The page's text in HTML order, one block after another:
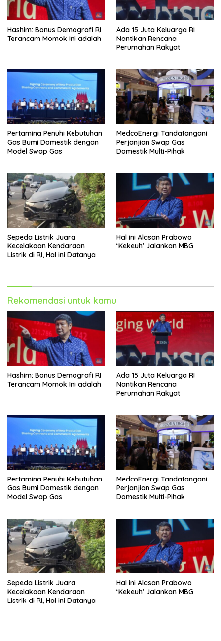
Hashim: Bonus Demografi RI
Terancam Momok Ini adalah
Ada 15 Juta Keluarga RI
Nantikan Rencana
Perumahan Rakyat
Pertamina Penuhi Kebutuhan
Gas Bumi Domestik dengan
Model Swap Gas
MedcoEnergi Tandatangani
Perjanjian Swap Gas
Domestik Multi-Pihak
Sepeda Listrik Juara
Kecelakaan Kendaraan
Listrik di RI, Hal ini Datanya
Hal ini Alasan Prabowo
‘Kekeuh’ Jalankan MBG
Rekomendasi untuk kamu
Hashim: Bonus Demografi RI
Terancam Momok Ini adalah
Ada 15 Juta Keluarga RI
Nantikan Rencana
Perumahan Rakyat
Pertamina Penuhi Kebutuhan
Gas Bumi Domestik dengan
Model Swap Gas
MedcoEnergi Tandatangani
Perjanjian Swap Gas
Domestik Multi-Pihak
Sepeda Listrik Juara
Kecelakaan Kendaraan
Listrik di RI, Hal ini Datanya
Hal ini Alasan Prabowo
‘Kekeuh’ Jalankan MBG